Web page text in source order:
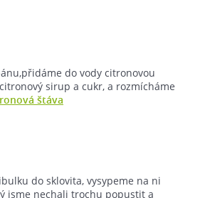
do vody citronovou
sirup a cukr, a rozmícháme
štáva
do sklovita, vysypeme na ni
jsme nechali trochu popustit a